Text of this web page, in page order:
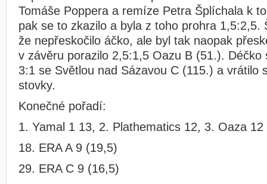
Tomáše Poppera a remíze Petra Šplíchala k
pak se to zkazilo a byla z toho prohra 1,5:2,5.
že nepřeskočilo áčko, ale byl tak naopak
v závěru porazilo 2,5:1,5 Oazu B (51.). Déčko
3:1 se Světlou nad Sázavou C (115.) a vrátilo
stovky.
Konečné pořadí:
1. Yamal 1 13, 2. Plathematics 12, 3. Oaza 12
18. ERA A 9 (19,5)
29. ERA C 9 (16,5)